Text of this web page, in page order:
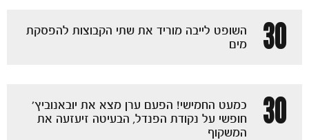
30
השופט לייבה מוריד את שתי הקבוצות להפסקת
מים
30
כמעט החמישי! הפעם ערן מצא את יובאנוביץ'
חופשי על נקודת הפנדל, הבעיטה זיעזעה את
המשקוף